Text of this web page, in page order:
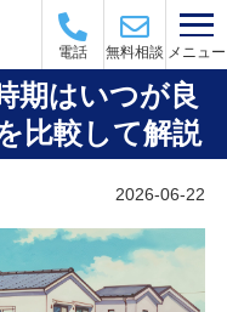
電話 無料相談 メニュー
期はいつが良
比較して解説
2026-06-22